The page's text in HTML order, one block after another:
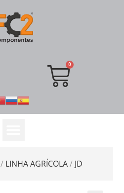
/ LINHA AGRÍCOLA/ JD